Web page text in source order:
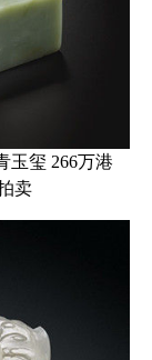
玉玺 266万港
卖